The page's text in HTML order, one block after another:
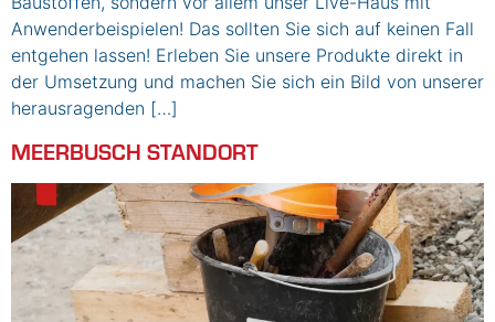
Anwenderbeispielen! Das sollten Sie sich auf keinen Fall
entgehen lassen! Erleben Sie unsere Produkte direkt in
der Umsetzung und machen Sie sich ein Bild von unserer
herausragenden […]
MEERBUSCH STANDORT